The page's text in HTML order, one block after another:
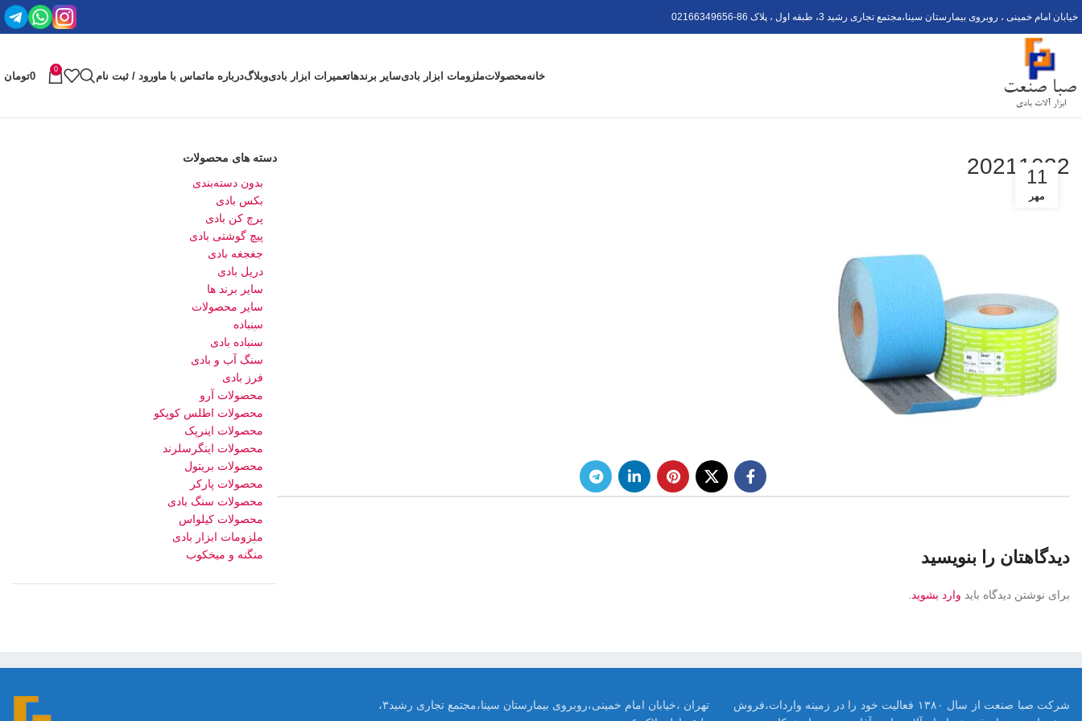
خیابان امام خمینی ، روبروی بیمارستان سینا،مجتمع تجاری رشید 3، طبقه اول ، پلاک 6 02166349656-8
خانهمحصولاتملزومات ابزار بادیسایر برندهاتعمیرات ابزار بادیوبلاگدرباره ماتماس با ماورود / ثبت نام
0
0تومان
20211032
11
مهر
دیدگاهتان را بنویسید
برای نوشتن دیدگاه باید وارد بشوید
دسته های محصولات
بدون دسته‌بندی
بکس بادی
پرچ کن بادی
پیچ گوشتی بادی
جغجغه بادی
دریل بادی
سایر برند ها
سایر محصولات
سنباده
سنباده بادی
سنگ آب و بادی
فرز بادی
محصولات آرو
محصولات اطلس کوپکو
محصولات اینرپک
محصولات اینگرسلرند
محصولات بریتول
محصولات پارکر
محصولات سنگ بادی
محصولات کیلواس
ملزومات ابزار بادی
منگنه و میخکوب
تهران ،خیابان امام خمینی،روبروی بیمارستان سینا،مجتمع تجاری رشید۳،
شرکت صبا صنعت از سال ۱۳۸۰ فعالیت خود را در زمینه واردات،فروش